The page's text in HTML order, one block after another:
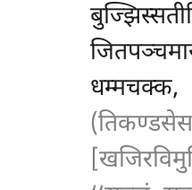
धम्मचक्क,